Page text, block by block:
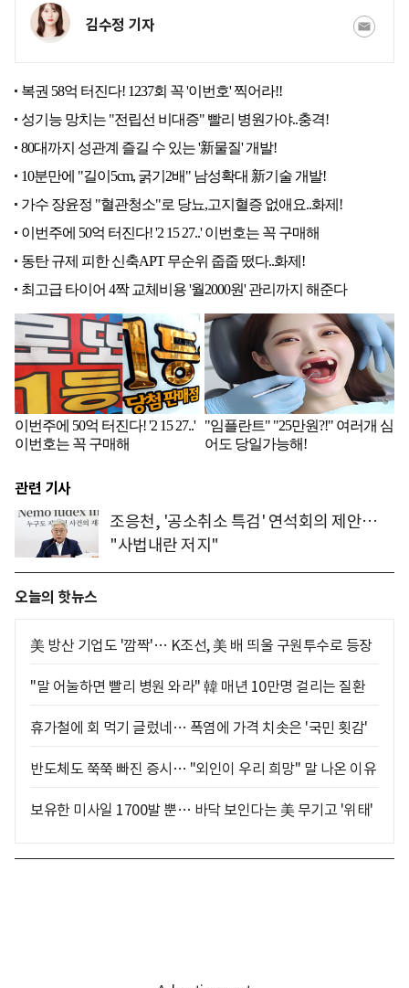
김수정 기자
관련 기사
조응천, '공소취소 특검' 연석회의 제안…
"사법내란 저지"
오늘의 핫뉴스
美 방산 기업도 '깜짝'… K조선, 美 배 띄울 구원투수로 등장
"말 어눌하면 빨리 병원 와라" 韓 매년 10만명 걸리는 질환
휴가철에 회 먹기 글렀네… 폭염에 가격 치솟은 '국민 횟감'
반도체도 쭉쭉 빠진 증시… "외인이 우리 희망" 말 나온 이유
보유한 미사일 1700발 뿐… 바닥 보인다는 美 무기고 '위태'